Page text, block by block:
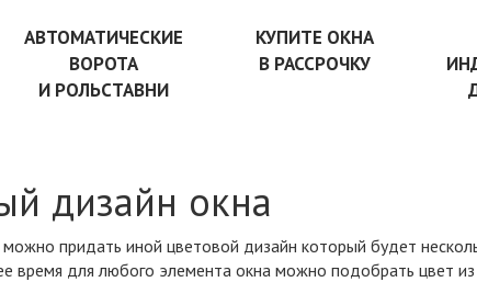
АВТОМАТИЧЕСКИЕ
ВОРОТА
И РОЛЬСТАВНИ
КУПИТЕ ОКНА
В РАССРОЧКУ
дизайн окна
придать иной цветовой дизайн который будет
время для любого элемента окна можно подобрать цвет